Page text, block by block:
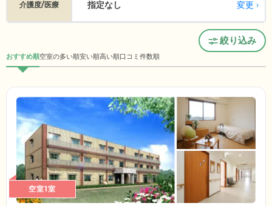
介護度/医療 指定なし 変更
絞り込み
おすすめ順空室の多い順安い順高い順口コミ件数順
空室1室